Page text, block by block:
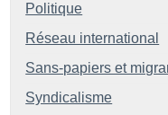
Politique
Réseau international
Sans-papiers et
Syndicalisme